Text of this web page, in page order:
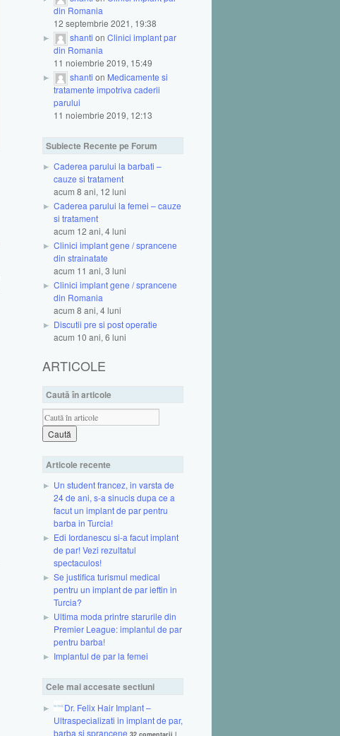
din Romania
12 septembrie 2021, 19:38
shanti on Clinici implant par
din Romania
11 noiembrie 2019, 15:49
shanti on Medicamente si
tratamente impotriva caderii
parului
11 noiembrie 2019, 12:13
Subiecte Recente pe Forum
Caderea parului la barbati –
cauze si tratament
acum 8 ani, 12 luni
Caderea parului la femei – cauze
si tratament
acum 12 ani, 4 luni
Clinici implant gene / sprancene
din strainatate
acum 11 ani, 3 luni
Clinici implant gene / sprancene
din Romania
acum 8 ani, 4 luni
Discutii pre si post operatie
acum 10 ani, 6 luni
ARTICOLE
Caută în articole
Articole recente
Un student francez, in varsta de
24 de ani, s-a sinucis dupa ce a
facut un implant de par pentru
barba in Turcia!
Edi Iordanescu si-a facut implant
de par! Vezi rezultatul
spectaculos!
Se justifica turismul medical
pentru un implant de par ieftin in
Turcia?
Ultima moda printre starurile din
Premier League: implantul de par
pentru barba!
Implantul de par la femei
Cele mai accesate sectiuni
Dr. Felix Hair Implant –
Ultraspecializati in implant de par,
barba si sprancene